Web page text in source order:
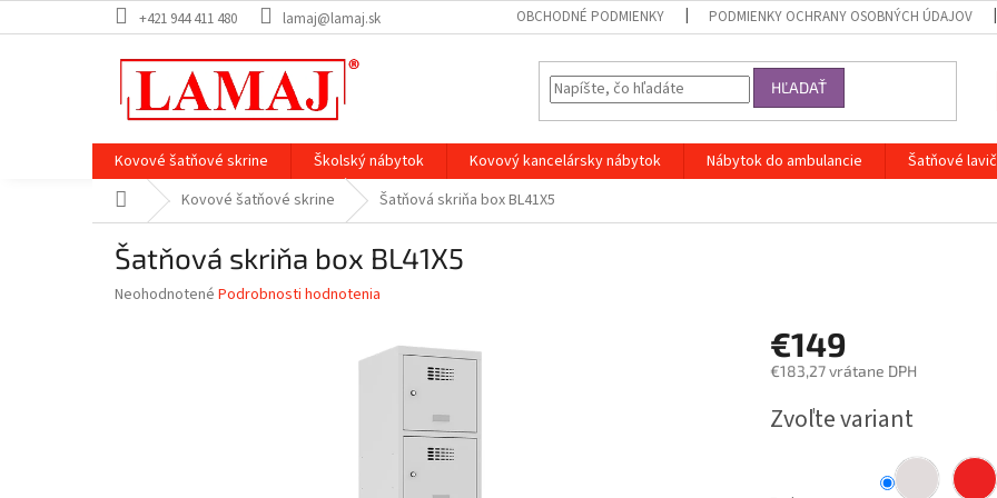
na
+421 944 411 480 lamaj@lamaj.sk OBCHODNÉ PODMIENKY PODMIENKY OCHRANY OSOBNÝCH ÚDAJOV
HĽADAŤ
Kovové šatňové skrine Školský nábytok Kovový kancelársky nábytok Nábytok do ambulancie Šatňové
DomovKovové šatňové skrine Šatňová skriňa box BL41X5
Šatňová skriňa box BL41X5
Priemerné
Neohodnotené Podrobnosti hodnotenia
€149
€183,27 vrátane DPH
cena:
Zvoľte variant